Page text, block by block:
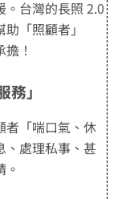
。台灣的長照 2.0
「照顧者」
！
」
者「喘口氣、休
、處理私事、甚